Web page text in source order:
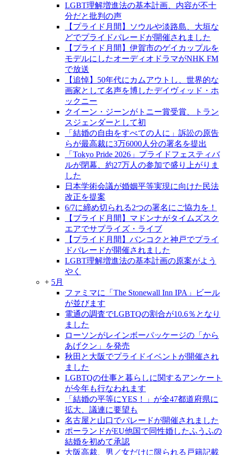
LGBT理解増進法の基本計画、内容が不十
分だと批判の声
【プライド月間】ソウルや淡路島、大垣な
どでプライドパレードが開催されました
【プライド月間】伊賀市のゲイカップルを
モデルにしたオーディオドラマがNHK FM
で放送
【追悼】50年代にカムアウトし、世界的な
画家として名声を博したデイヴィッド・ホ
ックニー
クイーン・ジーンがトニー賞受賞、トラン
スジェンダーとして初
「結婚の自由をすべての人に」訴訟の原告
らが最高裁に3万6000人分の署名を提出
「Tokyo Pride 2026」プライドフェスティバ
ルが閉幕、約27万人の参加で盛り上がりま
した
日本学術会議が婚姻平等実現に向けた民法
改正を提案
6/7に締め切られる2つの署名にご協力を！
【プライド月間】マドンナがタイムズスク
エアでサプライズ・ライブ
【プライド月間】バンコクと神戸でプライ
ドパレードが開催されました
LGBT理解増進法の基本計画の原案がよう
やく
+ 5月
ファミマに「The Stonewall Inn IPA」ビール
が並びます
電通の調査でLGBTQの割合が10.6％となり
ました
ローソンがレインボーパッケージの「から
あげクン」を発売
秋田と大阪でプライドイベントが開催され
ました
LGBTQの仕事と暮らしに関するアンケート
が今年も行なわれます
「結婚の平等にYES！」が全47都道府県に
拡大、議連に要望も
名古屋と山口でパレードが開催されました
ポーランドがEU他国で同性婚したふうふの
結婚を初めて承認
大阪高裁、男／女だけに限られる戸籍記載